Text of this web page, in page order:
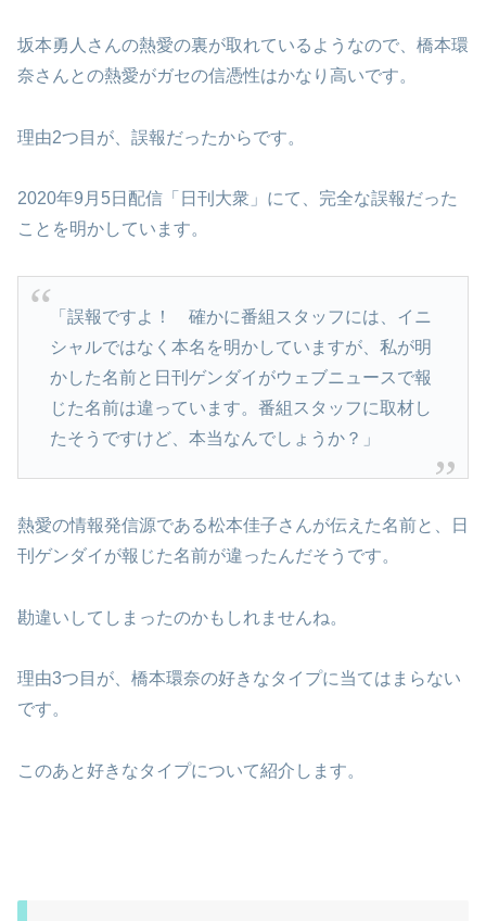
坂本勇人さんの熱愛の裏が取れているようなので、橋本環
奈さんとの熱愛がガセの信憑性はかなり高いです。
理由2つ目が、誤報だったからです。
2020年9月5日配信「日刊大衆」にて、完全な誤報だった
ことを明かしています。
「誤報ですよ！ 確かに番組スタッフには、イニ
シャルではなく本名を明かしていますが、私が明
かした名前と日刊ゲンダイがウェブニュースで報
じた名前は違っています。番組スタッフに取材し
たそうですけど、本当なんでしょうか？」
熱愛の情報発信源である松本佳子さんが伝えた名前と、日
刊ゲンダイが報じた名前が違ったんだそうです。
勘違いしてしまったのかもしれませんね。
理由3つ目が、橋本環奈の好きなタイプに当てはまらない
です。
このあと好きなタイプについて紹介します。